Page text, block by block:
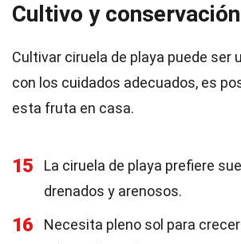
Cultivo y conservación
Cultivar ciruela de playa puede ser
con los cuidados adecuados, es
esta fruta en casa.
15
La ciruela de playa prefiere
drenados y arenosos.
16
Necesita pleno sol para crecer